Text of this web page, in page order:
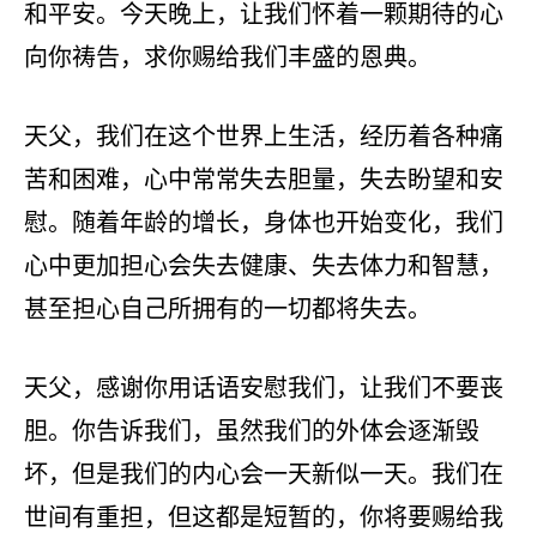
和平安。今天晚上，让我们怀着一颗期待的心
向你祷告，求你赐给我们丰盛的恩典。
天父，我们在这个世界上生活，经历着各种痛
苦和困难，心中常常失去胆量，失去盼望和安
慰。随着年龄的增长，身体也开始变化，我们
心中更加担心会失去健康、失去体力和智慧，
甚至担心自己所拥有的一切都将失去。
天父，感谢你用话语安慰我们，让我们不要丧
胆。你告诉我们，虽然我们的外体会逐渐毁
坏，但是我们的内心会一天新似一天。我们在
世间有重担，但这都是短暂的，你将要赐给我